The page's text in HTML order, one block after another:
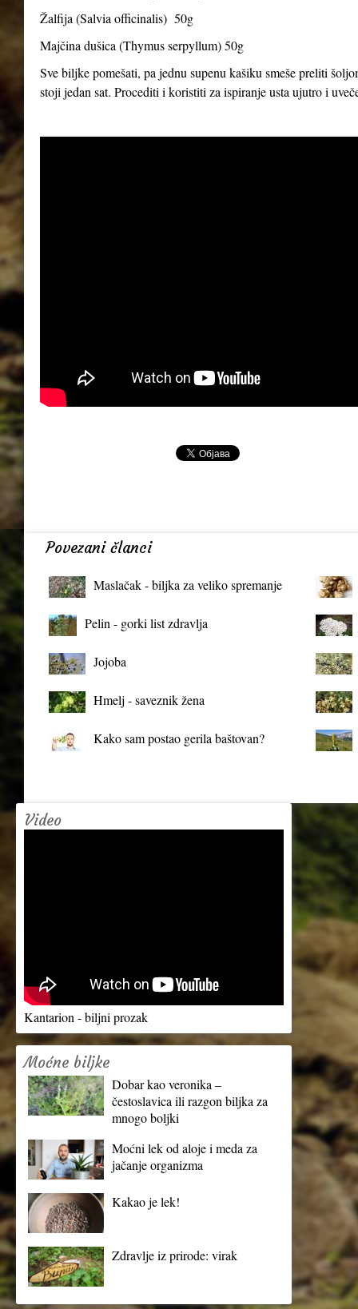
Žalfija (Salvia officinalis) 50g
Majčina dušica (Thymus serpyllum) 50g
Sve biljke pomešati, pa jednu supenu kašiku smeše preliti
stoji jedan sat. Procediti i koristiti za ispiranje usta ujutro i
Povezani članci
Maslačak - biljka za veliko spremanje
Pelin - gorki list zdravlja
Jojoba
Hmelj - saveznik žena
Kako sam postao gerila baštovan?
Video
Kantarion - biljni prozak
Moćne biljke
Dobar kao veronika –
čestoslavica ili razgon biljka za
mnogo boljki
Moćni lek od aloje i meda za
jačanje organizma
Kakao je lek!
Zdravlje iz prirode: virak